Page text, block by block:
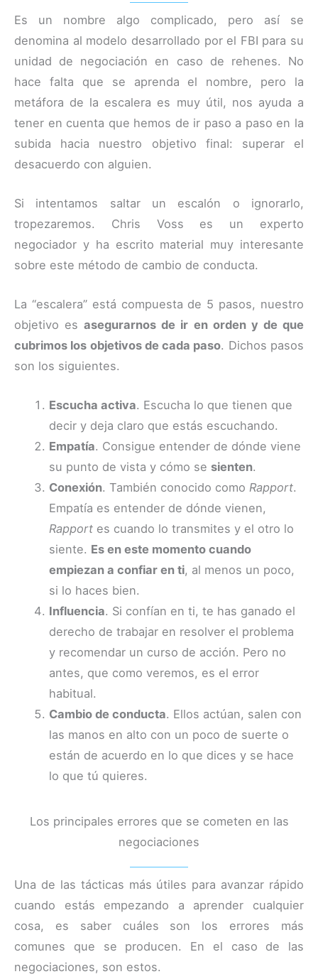
Es un nombre algo complicado, pero así se
denomina al modelo desarrollado por el FBI para su
unidad de negociación en caso de rehenes. No
hace falta que se aprenda el nombre, pero la
metáfora de la escalera es muy útil, nos ayuda a
tener en cuenta que hemos de ir paso a paso en la
subida hacia nuestro objetivo final: superar el
desacuerdo con alguien.
Si intentamos saltar un escalón o ignorarlo,
tropezaremos. Chris Voss es un experto
negociador y ha escrito material muy interesante
sobre este método de cambio de conducta.
La “escalera” está compuesta de 5 pasos, nuestro
objetivo esasegurarnos de ir en orden y de que
cubrimos los objetivos de cada paso. Dichos pasos
son los siguientes.
Escucha activa. Escucha lo que tienen que
decir y deja claro que estás escuchando.
Empatía. Consigue entender de dónde viene
su punto de vista y cómo se sienten.
Conexión. También conocido comoRapport.
Empatía es entender de dónde vienen,
Rapport es cuando lo transmites y el otro lo
siente. Es en este momento cuando
empiezan a confiar en ti, al menos un poco,
si lo haces bien.
Influencia. Si confían en ti, te has ganado el
derecho de trabajar en resolver el problema
y recomendar un curso de acción. Pero no
antes, que como veremos, es el error
habitual.
Cambio de conducta. Ellos actúan, salen con
las manos en alto con un poco de suerte o
están de acuerdo en lo que dices y se hace
lo que tú quieres.
Los principales errores que se cometen en las
negociaciones
Una de las tácticas más útiles para avanzar rápido
cuando estás empezando a aprender cualquier
cosa, es saber cuáles son los errores más
comunes que se producen. En el caso de las
negociaciones, son estos.